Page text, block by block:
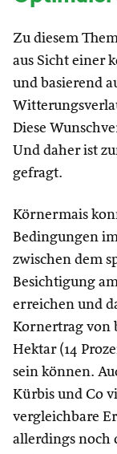
Zu diesem
aus Sicht einer
und basierend
Diese
Und daher ist
gefragt.
Körnermais
Bedingungen
zwischen dem
Besichtigung
erreichen und
Kornertrag von
Hektar (14
sein können.
Kürbis und Co
vergleichbare
allerdings noch